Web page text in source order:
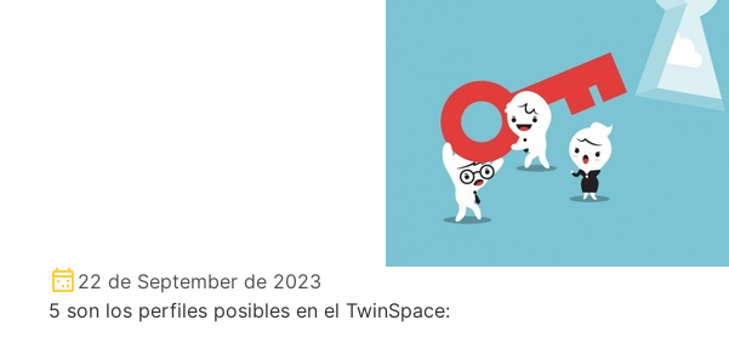
22 de September de 2023
5 son los perfiles posibles en el TwinSpace: